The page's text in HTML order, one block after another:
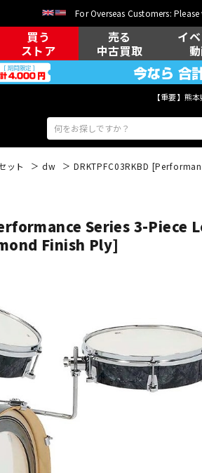
For Overseas Customers:
買う
ストア
売る
中古買取
イ
【重要】熊
DTM イン
ヴィンテージ
ット dw DRKTPFC03RKBD
Series 3-Piece
Finish Ply]